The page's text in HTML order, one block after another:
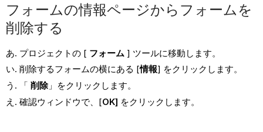
フォームの情報ページからフォームを
削除する
プロジェクトの [ フォーム ] ツールに移動します。
削除するフォームの横にある [情報] をクリックします。
「 削除」をクリックします。
確認ウィンドウで、[OK] をクリックします。